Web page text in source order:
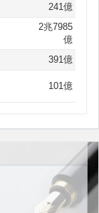
241億
2兆7985
億
391億
101億